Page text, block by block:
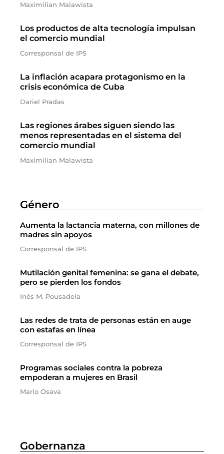
Maximilian Malawista
Los productos de alta tecnología impulsan
el comercio mundial
Corresponsal de IPS
La inflación acapara protagonismo en la
crisis económica de Cuba
Dariel Pradas
Las regiones árabes siguen siendo las
menos representadas en el sistema del
comercio mundial
Maximilian Malawista
Género
Aumenta la lactancia materna, con millones de
madres sin apoyos
Corresponsal de IPS
Mutilación genital femenina: se gana el debate,
pero se pierden los fondos
Inés M. Pousadela
Las redes de trata de personas están en auge
con estafas en línea
Corresponsal de IPS
Programas sociales contra la pobreza
empoderan a mujeres en Brasil
Mario Osava
Gobernanza